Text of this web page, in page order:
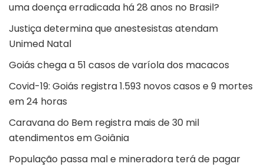
uma doença erradicada há 28 anos no Brasil?
Justiça determina que anestesistas atendam
Unimed Natal
Goiás chega a 51 casos de varíola dos macacos
Covid-19: Goiás registra 1.593 novos casos e 9 mortes
em 24 horas
Caravana do Bem registra mais de 30 mil
atendimentos em Goiânia
População passa mal e mineradora terá de pagar